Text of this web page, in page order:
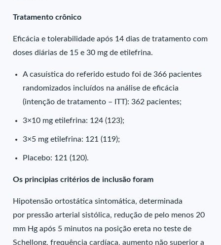
Tratamento crônico
Eficácia e tolerabilidade após 14 dias de tratamento com
doses diárias de 15 e 30 mg de etilefrina.
A casuística do referido estudo foi de 366 pacientes
randomizados incluídos na análise de eficácia
(intenção de tratamento – ITT): 362 pacientes;
3×10 mg etilefrina: 124 (123);
3×5 mg etilefrina: 121 (119);
Placebo: 121 (120).
Os principias critérios de inclusão foram
Hipotensão ortostática sintomática, determinada
por pressão arterial sistólica, redução de pelo menos 20
mm Hg após 5 minutos na posição ereta no teste de
Schellong, frequência cardíaca, aumento não superior a